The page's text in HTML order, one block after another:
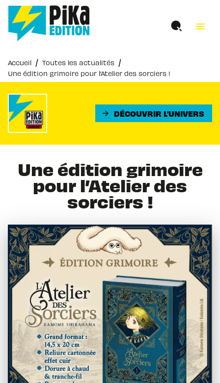
MENU RECHERCHE
PIED DE PAGE
menu
Accueil / Toutes les actualités /
Une édition grimoire pour l’Atelier des sorciers !
arrow_forward DÉCOUVRIR L'UNIVERS
Une édition grimoire
pour l’Atelier des
sorciers !